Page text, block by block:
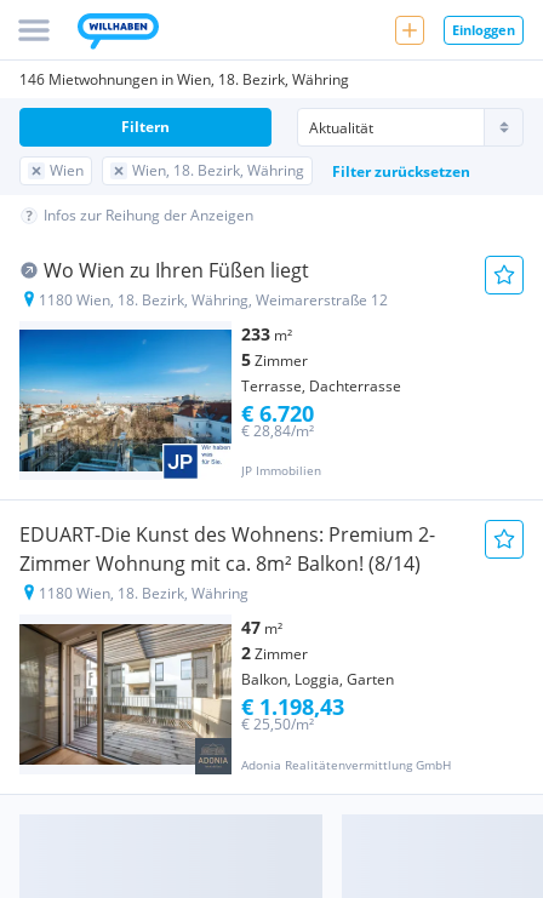
Einloggen
146 Mietwohnungen in Wien, 18. Bezirk, Währing
Wien Wien, 18. Bezirk, Währing Filter zurücksetzen
Filtern
Infos zur Reihung der Anzeigen
Wo Wien zu Ihren Füßen liegt
1180 Wien, 18. Bezirk, Währing, Weimarerstraße 12
233 m²
5Zimmer
Terrasse, Dachterrasse
JP Immobilien
€ 28,84/m²
€ 6.720
EDUART-Die Kunst des Wohnens: Premium 2-
Zimmer Wohnung mit ca. 8m² Balkon! (8/14)
1180 Wien, 18. Bezirk, Währing
47 m²
2Zimmer
Balkon, Loggia, Garten
Adonia Realitätenvermittlung GmbH
€ 25,50/m²
€ 1.198,43